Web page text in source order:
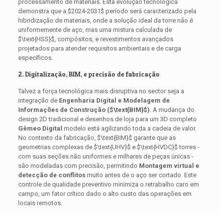
processamento de materiais. Esta evolução tecnológica
demonstra que a $2024-2031$ período será caracterizado pela
hibridização de materiais, onde a solução ideal da torre não é
uniformemente de aço, mas uma mistura calculada de
$\text{HSS}$ , compósitos, e revestimentos avançados
projetados para atender requisitos ambientais e de carga
específicos.
2. Digitalização, BIM, e precisão de fabricação
Talvez a força tecnológica mais disruptiva no sector seja a
integração de Engenharia Digital e Modelagem de
Informações de Construção ($\text{BIM}$) . A mudança do
design 2D tradicional e desenhos de loja para um 3D completo
Gêmeo Digital modelo está agilizando toda a cadeia de valor.
No contexto da fabricação, $\text{BIM}$ garante que as
geometrias complexas de $\text{UHV}$ e $\text{HVDC}$ torres -
com suas seções não uniformes e milhares de peças únicas -
são modeladas com precisão, permitindo Montagem virtual e
detecção de conflitosmuito antes de o aço ser cortado. Este
controle de qualidade preventivo minimiza o retrabalho caro em
campo, um fator crítico dado o alto custo das operações em
locais remotos.